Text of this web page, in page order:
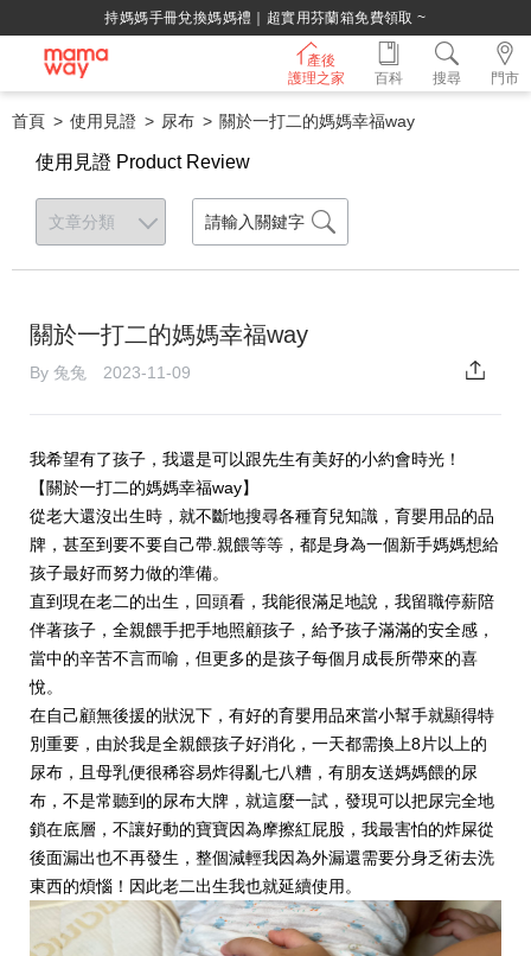
持媽媽手冊兌換媽媽禮｜超實用芬蘭箱免費領取 ~
產後
護理之家
門市
百科 搜尋
首頁 使用見證 尿布 關於一打二的媽媽幸福way
使用見證 Product Review
關於一打二的媽媽幸福way
By 兔兔 2023-11-09
我希望有了孩子，我還是可以跟先生有美好的小約會時光！
【關於一打二的媽媽幸福way】
從老大還沒出生時，就不斷地搜尋各種育兒知識，育嬰用品的品
牌，甚至到要不要自己帶.親餵等等，都是身為一個新手媽媽想給
孩子最好而努力做的準備。
直到現在老二的出生，回頭看，我能很滿足地說，我留職停薪陪
伴著孩子，全親餵手把手地照顧孩子，給予孩子滿滿的安全感，
當中的辛苦不言而喻，但更多的是孩子每個月成長所帶來的喜
悅。
在自己顧無後援的狀況下，有好的育嬰用品來當小幫手就顯得特
別重要，由於我是全親餵孩子好消化，一天都需換上8片以上的
尿布，且母乳便很稀容易炸得亂七八糟，有朋友送媽媽餵的尿
布，不是常聽到的尿布大牌，就這麼一試，發現可以把尿完全地
鎖在底層，不讓好動的寶寶因為摩擦紅屁股，我最害怕的炸屎從
後面漏出也不再發生，整個減輕我因為外漏還需要分身乏術去洗
東西的煩惱！因此老二出生我也就延續使用。